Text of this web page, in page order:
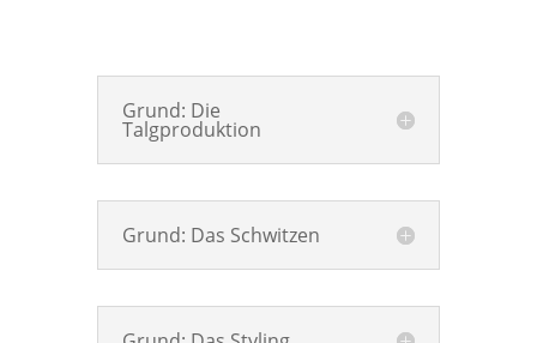
Grund: Die
Talgproduktion
Grund: Das Schwitzen